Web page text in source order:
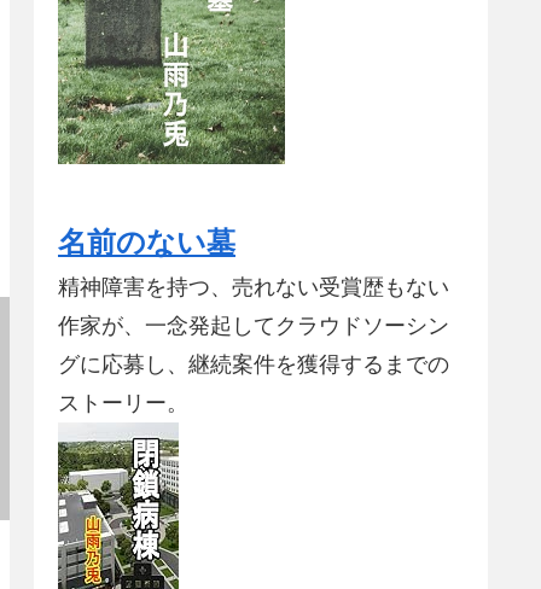
名前のない墓
精神障害を持つ、売れない受賞歴もない
作家が、一念発起してクラウドソーシン
グに応募し、継続案件を獲得するまでの
ストーリー。